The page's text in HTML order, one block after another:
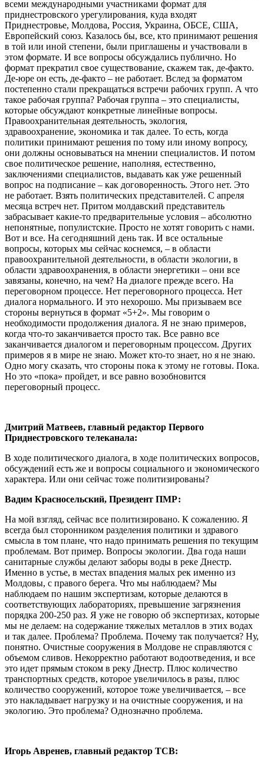
всеми международными участниками формат для
приднестровского урегулирования, куда входят
Приднестровье, Молдова, Россия, Украина, ОБСЕ, США,
Европейский союз. Казалось бы, все, кто принимают решения
в той или иной степени, были приглашены и участвовали в
этом формате. И все вопросы обсуждались публично. Но
формат прекратил свое существование, скажем так, де-факто.
Де-юре он есть, де-факто – не работает. Вслед за форматом
постепенно стали прекращаться встречи рабочих групп. А что
такое рабочая группа? Рабочая группа – это специалисты,
которые обсуждают конкретные линейные вопросы.
Правоохранительная деятельность, экология,
здравоохранение, экономика и так далее. То есть, когда
политики принимают решения по тому или иному вопросу,
они должны основываться на мнении специалистов. И потом
свое политическое решение, наполняя, естественно,
заключениями специалистов, выдавать как уже решенный
вопрос на подписание – как договоренность. Этого нет. Это
не работает. Взять политических представителей. С апреля
месяца встреч нет. Притом молдавский представитель
забрасывает какие-то предварительные условия – абсолютно
непонятные, популистские. Просто не хотят говорить с нами.
Вот и все. На сегодняшний день так. И все остальные
вопросы, которых мы сейчас коснемся, – в области
правоохранительной деятельности, в области экологии, в
области здравоохранения, в области энергетики – они все
завязаны, конечно, на чем? На диалоге прежде всего. На
переговорном процессе. Нет переговорного процесса. Нет
диалога нормального. И это нехорошо. Мы призываем все
стороны вернуться в формат «5+2». Мы говорим о
необходимости продолжения диалога. Я не знаю примеров,
когда что-то заканчивается просто так. Все равно все
заканчивается диалогом и переговорным процессом. Других
примеров я в мире не знаю. Может кто-то знает, но я не знаю.
Одно могу сказать, что стороны пока к этому не готовы. Пока.
Но это «пока» пройдет, и все равно возобновится
переговорный процесс.
Дмитрий Матвеев, главный редактор Первого
Приднестровского телеканала:
В ходе политического диалога, в ходе политических вопросов,
обсуждений есть же и вопросы социального и экономического
характера. Или они сейчас тоже политизированы?
Вадим Красносельский, Президент ПМР:
На мой взгляд, сейчас все политизировано. К сожалению. Я
всегда был сторонником разделения политики и здравого
смысла в том плане, что надо принимать решения по текущим
проблемам. Вот пример. Вопросы экологии. Два года наши
санитарные службы делают заборы воды в реке Днестр.
Именно в устье, в местах впадения малых рек именно из
Молдовы, с правого берега. Что мы наблюдаем? Мы
наблюдаем по нашим экспертизам, которые делаются в
соответствующих лабораториях, превышение загрязнения
порядка 200-250 раз. Я уже не говорю об экспертизах, которые
мы не делаем: на содержание тяжелых металлов в этих водах
и так далее. Проблема? Проблема. Почему так получается? Ну,
понятно. Очистные сооружения в Молдове не справляются с
объемом сливов. Некорректно работают водоотведения, и все
это идет прямым стоком в реку Днестр. Плюс количество
транспортных средств, которое увеличилось в разы, плюс
количество сооружений, которое тоже увеличивается, – все
это накладывает нагрузку и на очистные сооружения, и на
экологию. Это проблема? Однозначно проблема.
Игорь Авренев, главный редактор ТСВ: